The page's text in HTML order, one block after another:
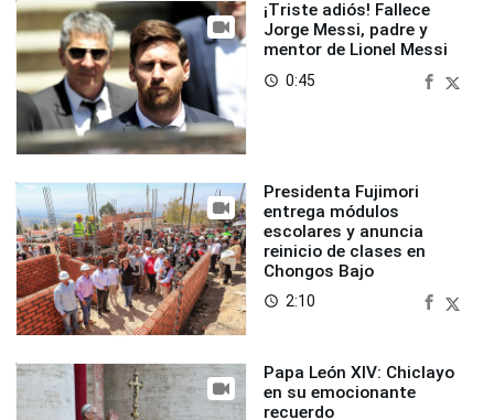
¡Triste adiós! Fallece
Jorge Messi, padre y
mentor de Lionel Messi
access_time 0:45
Presidenta Fujimori
entrega módulos
escolares y anuncia
reinicio de clases en
Chongos Bajo
access_time 2:10
Papa León XIV: Chiclayo
en su emocionante
recuerdo